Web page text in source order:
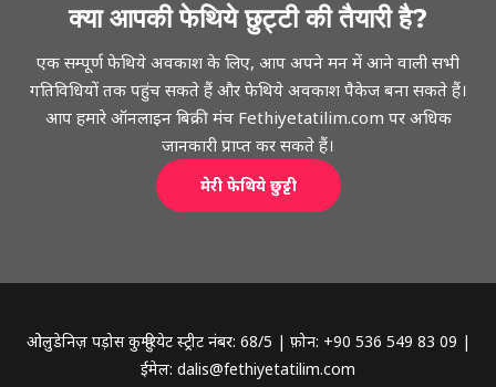
क्या आपकी फेथिये छुट्टी की तैयारी है?
एक सम्पूर्ण फेथिये अवकाश के लिए, आप अपने मन में आने वाली सभी
गतिविधियों तक पहुंच सकते हैं और फेथिये अवकाश पैकेज बना सकते हैं।
आप हमारे ऑनलाइन बिक्री मंच Fethiyetatilim.com पर अधिक
जानकारी प्राप्त कर सकते हैं।
मेरी फेथिये छुट्टी
ओलुडेनिज़ पड़ोस कुम्हुरियेट स्ट्रीट नंबर: 68/5 | फ़ोन: +90 536 549 83 09 |
ईमेल: dalis@fethiyetatilim.com